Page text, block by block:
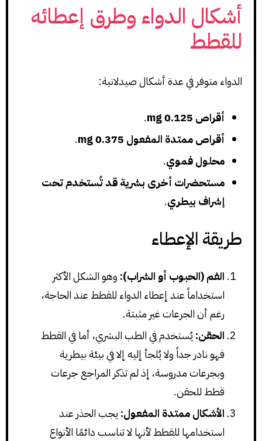
أشكال الدواء وطرق إعطائه
للقطط
الدواء متوفر في عدة أشكال صيدلانية:
أقراص 0.125 mg
.
أقراص ممتدة المفعول 0.375 mg
.
محلول فموي.
مستحضرات أخرى بشرية قد تُستخدم تحت
إشراف بيطري.
طريقة الإعطاء
الفم (الحبوب أو الشراب): وهو الشكل الأكثر
استخداماً عند إعطاء الدواء للقطط عند الحاجة،
رغم أن الجرعات غير مثبتة.
الحقن: يُستخدم في الطب البشري، أما في القطط
فهو نادر جداً ولا يُلجأ إليه إلا في بيئة بيطرية
وبجرعات مدروسة، إذ لم تذكر المراجع جرعات
قطط للحقن.
الأشكال ممتدة المفعول: يجب الحذر عند
استخدامها للقطط لأنها لا تناسب دائمًا الأنواع